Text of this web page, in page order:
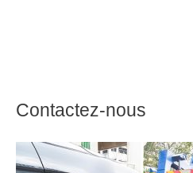
Contactez-nous